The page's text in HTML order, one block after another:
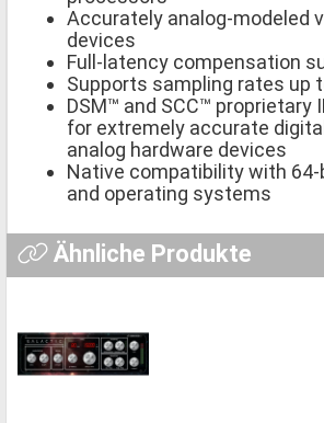
Accurately analog-modeled
devices
Full-latency compensation
Supports sampling rates up
DSM™ and SCC™ proprietary
for extremely accurate
analog hardware devices
Native compatibility with
and operating systems
Ähnliche Produkte